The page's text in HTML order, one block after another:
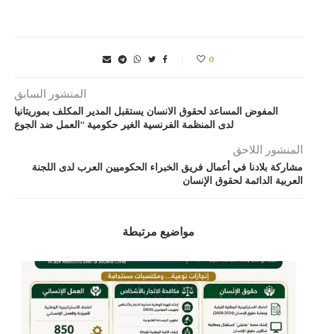
0
المنشور السابق
المفوض المساعد لحقوق الانسان يستقبل المدير المكلف بموريتانيا
لدى المنظمة الفرنسية الغير حكومية “العمل ضد الجوع
المنشور اللاحق
مشاركة بلادنا في أعمال فريق الخبراء الحكوميين العرب لدى اللجنة
العربية الدائمة لحقوق الإنسان
مواضيع مرتبطة